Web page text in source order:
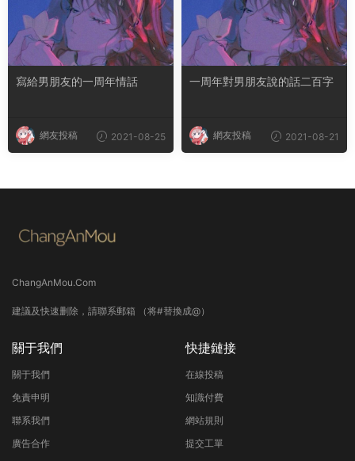
寫給男朋友的一周年情話
網友投稿 2021-08-25
一周年對男朋友說的話二百字
網友投稿 2021-08-21
ChangAnMou.Com
建議及快速删除，請聯系郵箱 （将#替換成@）
關于我們
關于我們
免責申明
聯系我們
廣告合作
快捷鏈接
在線投稿
知識付費
網站規則
提交工單